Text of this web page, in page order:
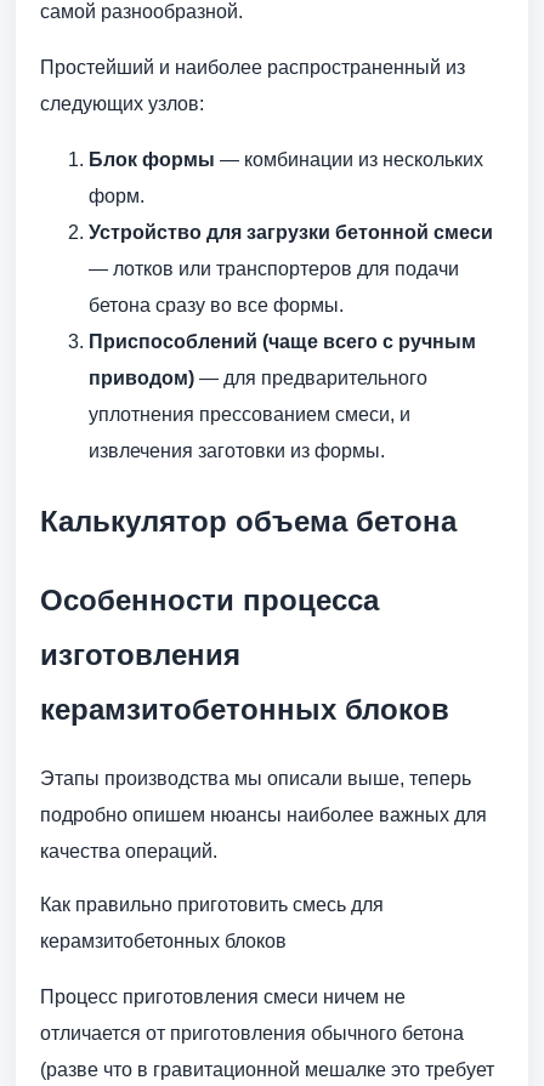
самой разнообразной.
Простейший и наиболее распространенный из
следующих узлов:
Блок формы — комбинации из нескольких
форм.
Устройство для загрузки бетонной смеси
— лотков или транспортеров для подачи
бетона сразу во все формы.
Приспособлений (чаще всего с ручным
приводом) — для предварительного
уплотнения прессованием смеси, и
извлечения заготовки из формы.
Калькулятор объема бетона
Особенности процесса
изготовления
керамзитобетонных блоков
Этапы производства мы описали выше, теперь
подробно опишем нюансы наиболее важных для
качества операций.
Как правильно приготовить смесь для
керамзитобетонных блоков
Процесс приготовления смеси ничем не
отличается от приготовления обычного бетона
(разве что в гравитационной мешалке это требует